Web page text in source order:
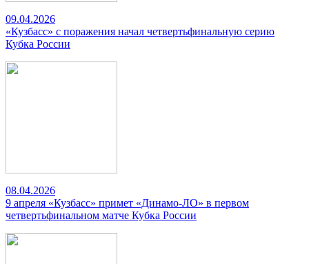
09.04.2026
«Кузбасс» с поражения начал четвертьфинальную серию
Кубка России
08.04.2026
9 апреля «Кузбасс» примет «Динамо-ЛО» в первом
четвертьфинальном матче Кубка России